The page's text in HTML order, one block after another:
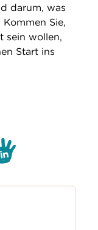
darum, was
Sie,
sein wollen,
Start ins